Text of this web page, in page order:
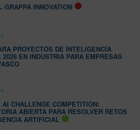
GRAPPA INNOVATION
PROYECTOS DE INTELIGENCIA
2026 EN INDUSTRIA PARA EMPRESAS
AI CHALLENGE COMPETITION:
ABIERTA PARA RESOLVER RETOS
ARTIFICIAL